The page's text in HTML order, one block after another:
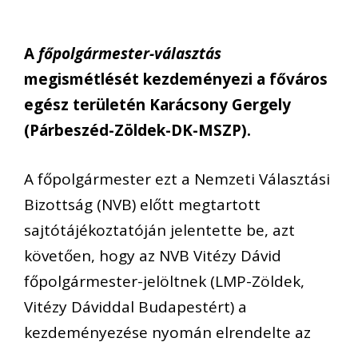
A főpolgármester-választás
megismétlését kezdeményezi a főváros
egész területén Karácsony Gergely
(Párbeszéd-Zöldek-DK-MSZP).
A főpolgármester ezt a Nemzeti Választási
Bizottság (NVB) előtt megtartott
sajtótájékoztatóján jelentette be, azt
követően, hogy az NVB Vitézy Dávid
főpolgármester-jelöltnek (LMP-Zöldek,
Vitézy Dáviddal Budapestért) a
kezdeményezése nyomán elrendelte az